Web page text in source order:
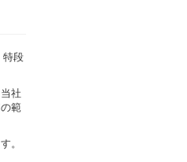
特段
社
範
。